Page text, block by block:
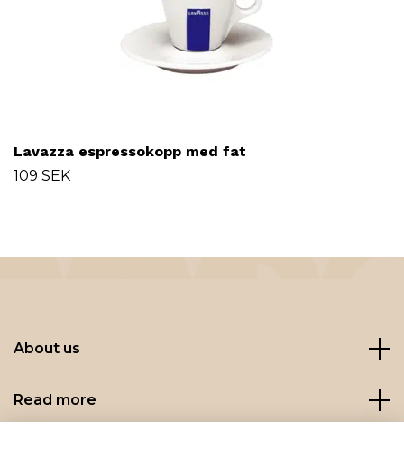
Lavazza espressokopp med fat
109 SEK
About us
Read more